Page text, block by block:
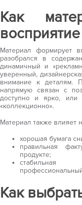
Как
Материал формирует
разобрался в
динамичный и
уверенный,
внимание к деталям.
напрямую связан с
доступно и ярко, или
«коллекционно».
Материал также влияет
хорошая бумага
правильная
продукте;
стабильная
Как